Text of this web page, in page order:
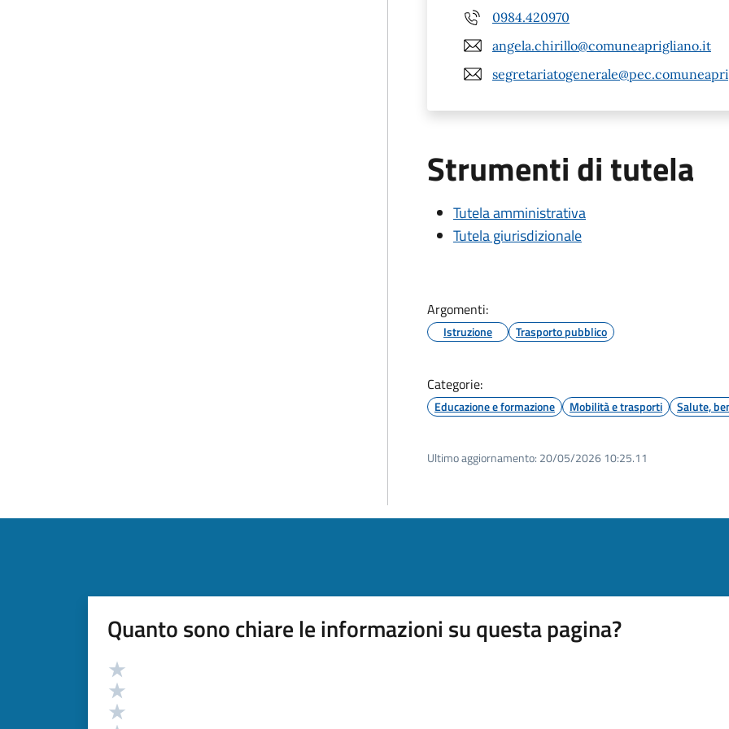
0984.420970
angela.chirillo@comuneaprigliano.it
Strumenti di tutela
Tutela amministrativa
Tutela giurisdizionale
Argomenti:
Istruzione Trasporto pubblico
Categorie:
Educazione e formazione Mobilità e trasporti Salute,
Ultimo aggiornamento: 20/05/2026 10:25.11
Quanto sono chiare le informazioni su questa pagina?
Valutazione